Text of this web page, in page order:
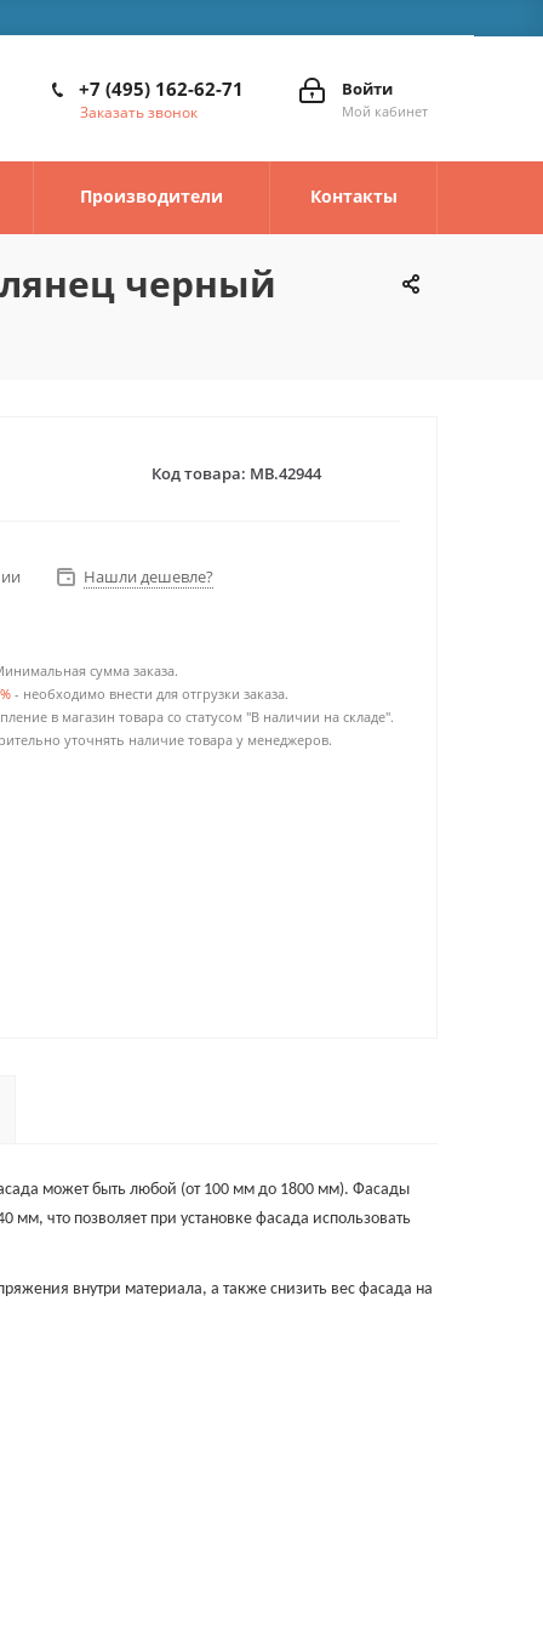
Войти
Мой кабинет
+7 (495) 162-62-71
Заказать звонок
Производители Контакты
черный
Код товара: MB.42944
Нашли дешевле?
сумма заказа.
- необходимо внести для отгрузки заказа.
в магазин товара со статусом "В наличии на складе".
уточнять наличие товара у менеджеров.
может быть любой (от 100 мм до 1800 мм). Фасады
мм, что позволяет при установке фасада использовать
внутри материала, а также снизить вес фасада на